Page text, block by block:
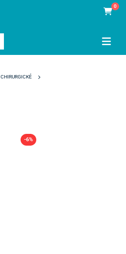
0
CHIRURGICKÉ
-6%